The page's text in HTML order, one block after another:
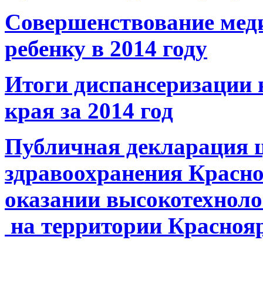
Совершенствование
ребенку в 2014 году
Итоги
края за 2014 год
Публичная декларация
здравоохранения
оказании
на территории